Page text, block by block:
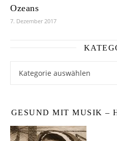
Ozeans
7. Dezember 2017
GESUND MIT MUSIK –